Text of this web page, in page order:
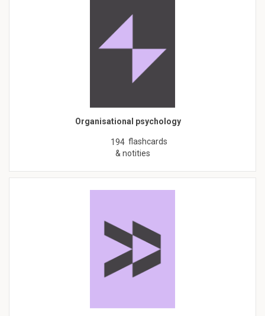
Organisational psychology
194 flashcards
& notities